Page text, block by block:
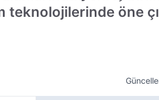
teknolojilerinde öne